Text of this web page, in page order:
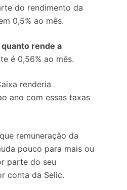
do rendimento da
0,5% ao mês.
quanto rende a
é 0,56% ao mês.
renderia
ano com essas taxas
remuneração da
pouco para mais ou
parte do seu
conta da Selic.